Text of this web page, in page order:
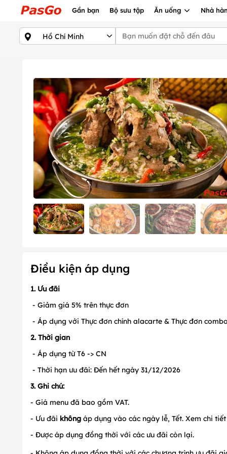
Gần bạn Bộ sưu tập Ăn uống Nhà
Điều kiện áp dụng
1. Ưu đãi
- Giảm giá 5% trên thực đơn
- Áp dụng với Thực đơn chính alacarte & Thực đơn
2. Thời gian
- Áp dụng từ T6 -> CN
- Thời hạn ưu đãi: Đến hết ngày 31/12/2026
3. Ghi chú:
- Giá menu đã bao gồm VAT.
- Ưu đãi không áp dụng vào các ngày lễ, Tết. Xem chi
- Được áp dụng đồng thời với các ưu đãi còn lại.